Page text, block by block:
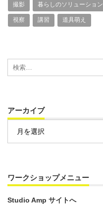
撮影 暮らしのソリューション
視察 講習 道具萌え
索:
アーカイブ
カ
ワークショップメニュー
Studio Amp サイトへ